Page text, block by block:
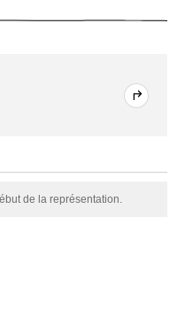
de la représentation.